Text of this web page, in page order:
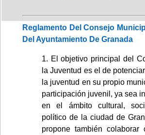
Reglamento Del Consejo
Del Ayuntamiento De Granada
1. El objetivo principal del
la Juventud es el de
la juventud en su propio
participación juvenil, ya sea
en el ámbito cultural,
político de la ciudad de
propone también colaborar